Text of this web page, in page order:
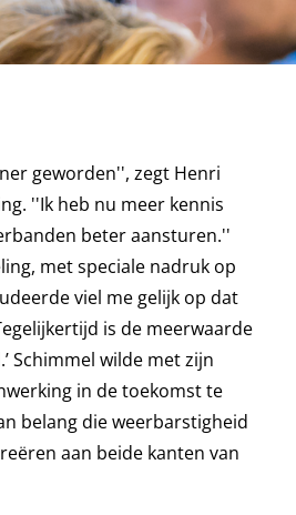
geworden'', zegt Henri
''Ik heb nu meer kennis
beter aansturen.''
met speciale nadruk op
viel me gelijk op dat
is de meerwaarde
Schimmel wilde met zijn
in de toekomst te
belang die weerbarstigheid
aan beide kanten van